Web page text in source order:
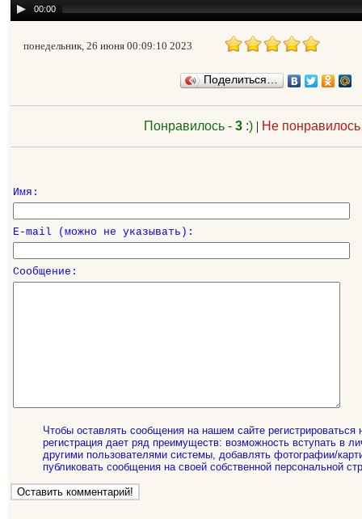
00:00
понедельник, 26 июня 00:09:10 2023
Поделиться…
Понравилось - 3:)| Не
Имя:
E-mail (можно не указывать):
Сообщение:
Чтобы оставлять сообщения на нашем сайте регистрироваться
регистрация дает ряд преимуществ: возможность вступать в
другими пользователями системы, добавлять фотографии/
публиковать сообщения на своей собственной персональной